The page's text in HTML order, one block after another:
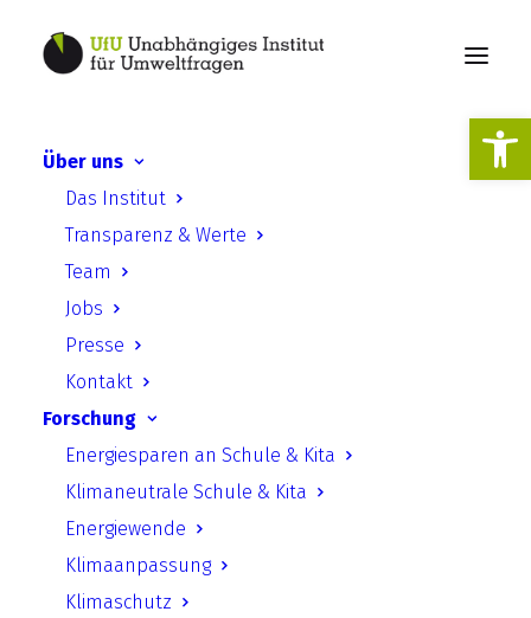
Über uns
Das Institut
Transparenz & Werte
Team
Jobs
Presse
Kontakt
Forschung
Energiesparen an Schule & Kita
Klimaneutrale Schule & Kita
Energiewende
Klimaanpassung
Klimaschutz
UfU Pressemitteilung |
Eigenheim energetisch
sanieren:
Forschungsprojekt zeigt
Informationsbedarf und
hilft mit Online-Wegweiser
UfU Pressemitteilung |